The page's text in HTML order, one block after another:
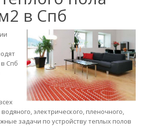
в Спб
Спб
электрического, пленочного,
задачи по устройству теплых полов